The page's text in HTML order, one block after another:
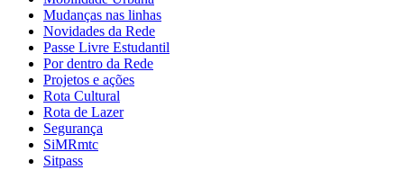
Mudanças nas linhas
Novidades da Rede
Passe Livre Estudantil
Por dentro da Rede
Projetos e ações
Rota Cultural
Rota de Lazer
Segurança
SiMRmtc
Sitpass